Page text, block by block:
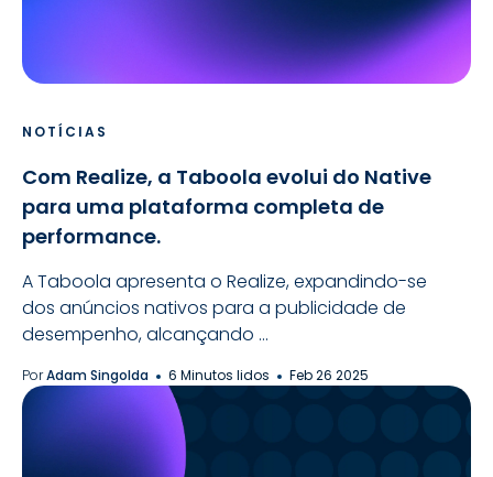
NOTÍCIAS
Com Realize, a Taboola evolui do Native
para uma plataforma completa de
performance.
A Taboola apresenta o Realize, expandindo-se
dos anúncios nativos para a publicidade de
desempenho, alcançando ...
PorAdam Singolda 6 Minutos lidos Feb 26 2025